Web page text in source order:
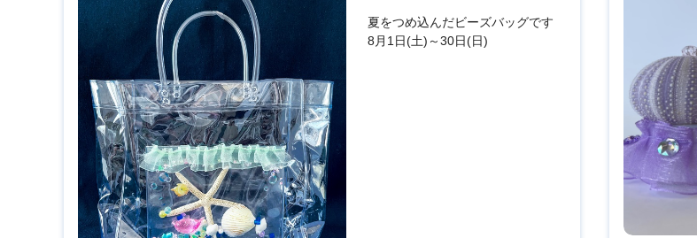
夏をつめ込んだビーズバッグです
8月1日(土)～30日(日)